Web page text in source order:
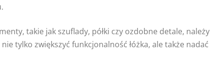
takie jak szuflady, półki czy ozdobne detale, należy
tylko zwiększyć funkcjonalność łóżka, ale także nadać